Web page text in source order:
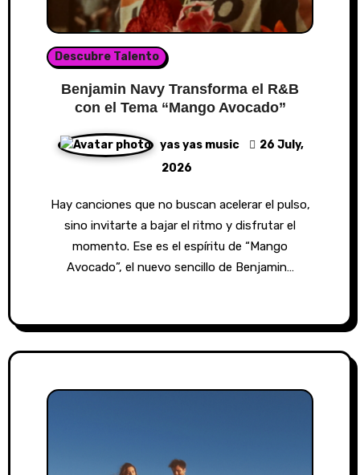
Descubre Talento
Benjamin Navy Transforma el R&B
con el Tema “Mango Avocado”
yas yas music
26 July,
2026
Hay canciones que no buscan acelerar el pulso,
sino invitarte a bajar el ritmo y disfrutar el
momento. Ese es el espíritu de “Mango
Avocado”, el nuevo sencillo de Benjamin…